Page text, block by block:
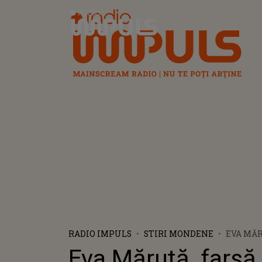
Radio Impuls
RADIO IMPULS STIRI MONDENE
EVA
SPUS